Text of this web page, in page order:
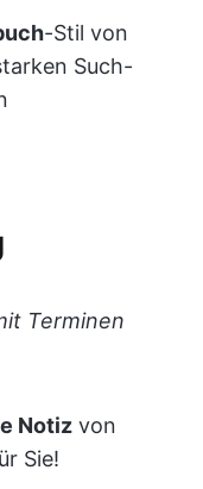
-Stil von
Such-
Terminen
Notiz von
Sie!